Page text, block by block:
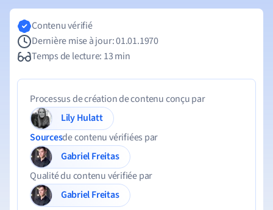
Contenu vérifié
Dernière mise à jour: 01.01.1970
Temps de lecture: 13 min
Processus de création de contenu conçu par
Lily Hulatt
Sourcesde contenu vérifiées par
Gabriel Freitas
Qualité du contenu vérifiée par
Gabriel Freitas